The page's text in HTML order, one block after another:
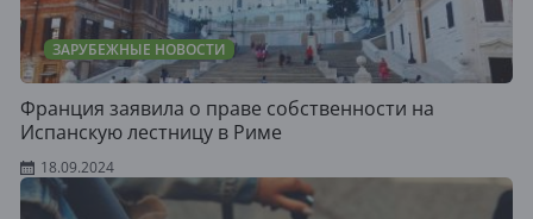
ЗАРУБЕЖНЫЕ НОВОСТИ
Франция заявила о праве собственности на
Испанскую лестницу в Риме
18.09.2024